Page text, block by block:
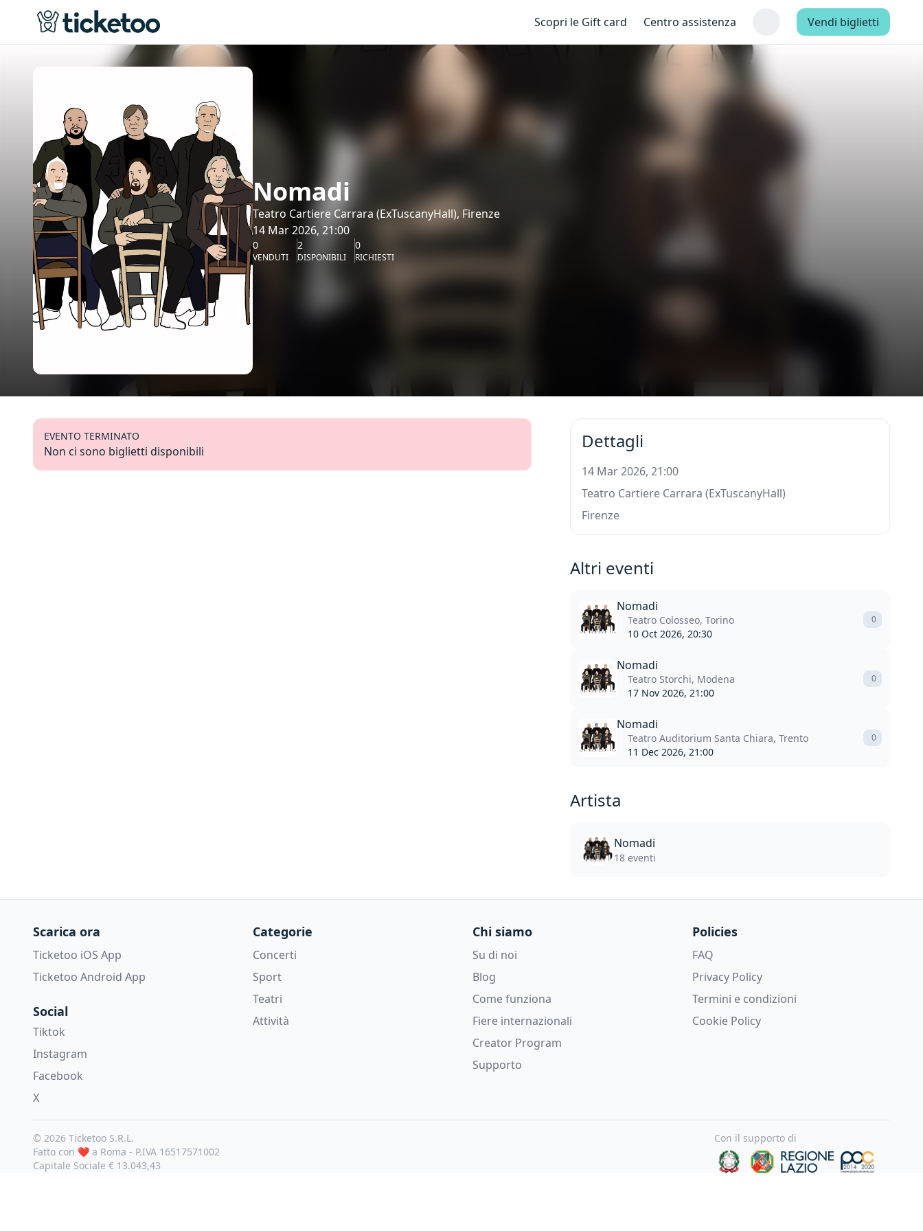
Scopri le Gift card Centro assistenza Vendi biglietti
Nomadi
Teatro Cartiere Carrara (ExTuscanyHall), Firenze
14 Mar 2026, 21:00
0
VENDUTI
2
DISPONIBILI
0
RICHIESTI
EVENTO TERMINATO
Non ci sono biglietti disponibili Dettagli
14 Mar 2026, 21:00
Teatro Cartiere Carrara (ExTuscanyHall)
Firenze
Altri eventi
Nomadi
Teatro Colosseo, Torino
10 Oct 2026, 20:30
0
Nomadi
Teatro Storchi, Modena
17 Nov 2026, 21:00
0
Nomadi
Teatro Auditorium Santa Chiara, Trento
11 Dec 2026, 21:00
0
Artista
Nomadi
18 eventi
Scarica ora
Ticketoo iOS App
Ticketoo Android App
Social
Tiktok
Instagram
Facebook
X
Categorie
Concerti
Sport
Teatri
Attività
Chi siamo
Su di noi
Blog
Come funziona
Fiere internazionali
Creator Program
Supporto
Policies
FAQ
Privacy Policy
Termini e condizioni
Cookie Policy
© 2026 Ticketoo S.R.L.
Fatto con ❤️ a Roma - P.IVA 16517571002
Capitale Sociale € 13.043,43
Con il supporto di